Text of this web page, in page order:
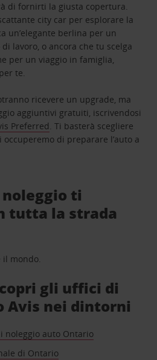
di fornirti la giusta copertura.
city car per esplorare la
un’elegante berlina per un
lavoro, o ancora che tu scelga
per un viaggio in famiglia,
te.
ricevere un upgrade, ma
aggiuntivi gratuiti, iscrivendosi
Preferred. Ti basterà scegliere
occuperemo di preparare l’auto a
ti
tutta la strada
il mondo.
gli uffici di
Avis nei dintorni
noleggio auto Ontario
di Ontario